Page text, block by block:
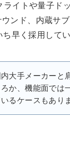
ライトや量子ド
ンド、内蔵サ
早く採用してい
内大手メーカーと
ろか、機能面では
るケースもあり